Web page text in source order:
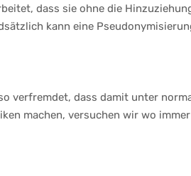
dass sie ohne die
kann eine
verfremdet, dass damit unter
machen, versuchen wir wo